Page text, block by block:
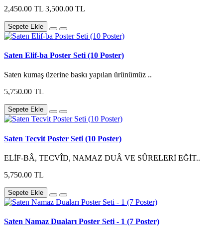
2,450.00 TL 3,500.00 TL
Sepete Ekle
Saten Elif-ba Poster Seti (10 Poster)
Saten kumaş üzerine baskı yapılan ürünümüz ..
5,750.00 TL
Sepete Ekle
Saten Tecvit Poster Seti (10 Poster)
ELİF-BÂ, TECVÎD, NAMAZ DUÂ VE SÛRELERİ EĞİT..
5,750.00 TL
Sepete Ekle
Saten Namaz Duaları Poster Seti - 1 (7 Poster)